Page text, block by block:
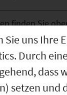
finden Sie
Sie uns Ihre
Durch
dass
setzen und